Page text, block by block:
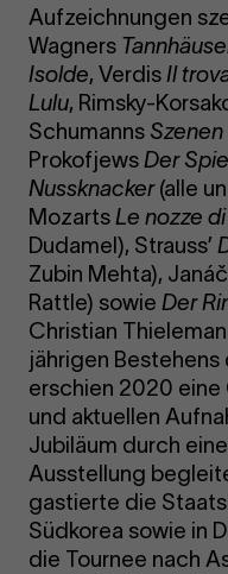
Aufzeichnungen
Wagners
Isolde, VerdisIl
Lulu, Rimsky-
Schumanns
ProkofjewsDer
Nussknacker(alle
MozartsLe nozze
Dudamel), Strauss’
Zubin Mehta),
Rattle) sowieDer
Christian
jährigen
erschien 2020
und aktuellen
Jubiläum durch
Ausstellung
gastierte die
Südkorea sowie in
die Tournee nach